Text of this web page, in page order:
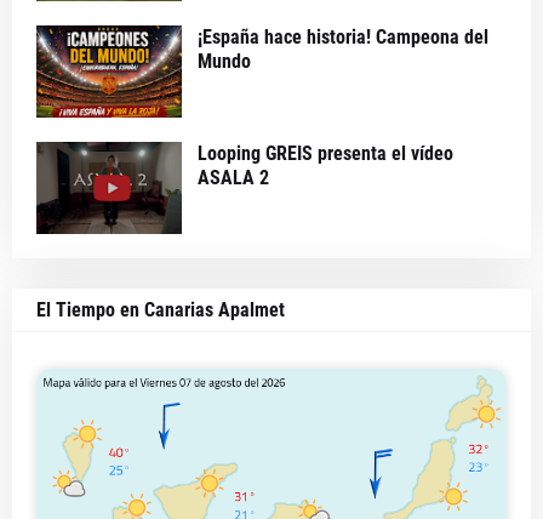
¡España hace historia! Campeona del
Mundo
Looping GREIS presenta el vídeo
ASALA 2
El Tiempo en Canarias Apalmet